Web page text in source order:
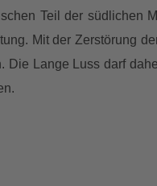
Teil der südlichen
Mit der Zerstörung
Die Lange Luss darf